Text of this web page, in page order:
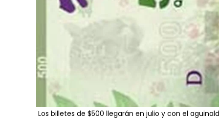
Los billetes de $500 llegarán en julio y con el